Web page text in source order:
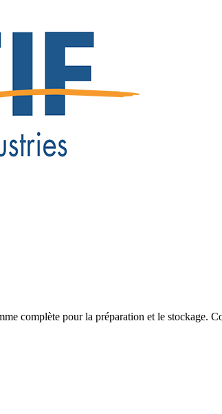
complète pour la préparation et le stockage.